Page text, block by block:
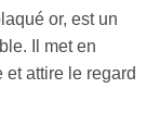
or, est un
Il met en
attire le regard